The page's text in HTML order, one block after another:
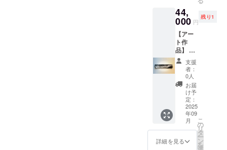
際の商
品と画
面上の
色味が
若干異
なる場
合がご
ざいま
す。あ
らかじ
めご了
承くだ
さい。
トメ
ディ
ア・木
製パネ
ル ・サ
イズ：
W100㎜
×H900
㎜ ・
ご住所
等お送
り先を
お知ら
せくだ
さい ・
お使い
のモニ
44,
000 円
残り1
【アー
ト作
品】 ・
お礼
メッ
セージ
付き ・
作品1点
もの ・
作品3-
①【ST
ROKE
】 ・ア
クリ
ル・ミ
支援
者：
0人
お届
け予
定：
2025
年09
月
詳細を見る
こ
の
リ
タ
ー
ン
を